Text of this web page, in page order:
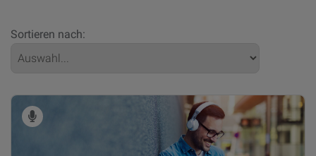
Sortieren nach: